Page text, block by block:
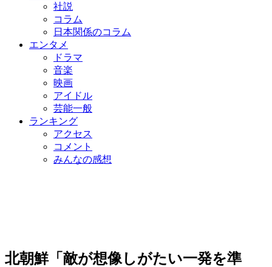
社説
コラム
日本関係のコラム
エンタメ
ドラマ
音楽
映画
アイドル
芸能一般
ランキング
アクセス
コメント
みんなの感想
北朝鮮「敵が想像しがたい一発を準